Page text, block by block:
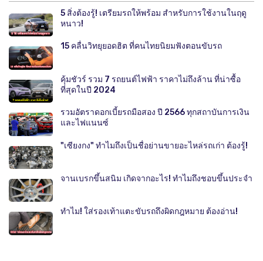
5 สิ่งต้องรู้! เตรียมรถให้พร้อม สำหรับการใช้งานในฤดู
หนาว!
15 คลื่นวิทยุยอดฮิต ที่คนไทยนิยมฟังตอนขับรถ
คุ้มชัวร์ รวม 7 รถยนต์ไฟฟ้า ราคาไม่ถึงล้าน ที่น่าซื้อ
ที่สุดในปี 2024
รวมอัตราดอกเบี้ยรถมือสอง ปี 2566 ทุกสถาบันการเงิน
และไฟแนนซ์
"เซียงกง" ทำไมถึงเป็นชื่อย่านขายอะไหล่รถเก่า ต้องรู้!
จานเบรกขึ้นสนิม เกิดจากอะไร! ทำไมถึงชอบขึ้นประจำ
ทำไม! ใส่รองเท้าแตะขับรถถึงผิดกฎหมาย ต้องอ่าน!